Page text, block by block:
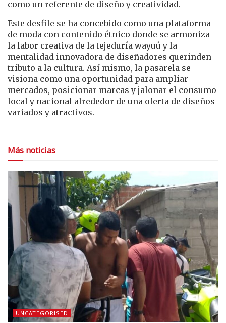
como un referente de diseño y creatividad.
Este desfile se ha concebido como una plataforma
de moda con contenido étnico donde se armoniza
la labor creativa de la tejeduría wayuú y la
mentalidad innovadora de diseñadores querinden
tributo a la cultura. Así mismo, la pasarela se
visiona como una oportunidad para ampliar
mercados, posicionar marcas y jalonar el consumo
local y nacional alrededor de una oferta de diseños
variados y atractivos.
Más noticias
UNCATEGORISED